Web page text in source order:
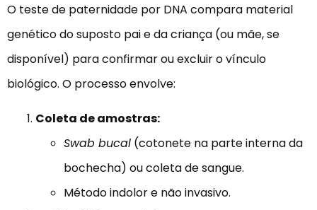
O teste de paternidade por DNA compara material
genético do suposto pai e da criança (ou mãe, se
disponível) para confirmar ou excluir o vínculo
biológico. O processo envolve:
Coleta de amostras:
Swab bucal (cotonete na parte interna da
bochecha) ou coleta de sangue.
Método indolor e não invasivo.